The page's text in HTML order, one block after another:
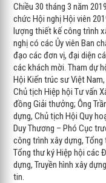
Chiều 30 tháng 3 năm
chức Hội nghị Hội viên
lượng thiết kế công trình
nghị có các Ủy viên Ban
đạo các đơn vị, đại diện
các khách mời. Tham dự
Hội Kiến trúc sư Việt
Chủ tịch Hiệp hội Tư vấn
đồng Giải thưởng; Ông
dựng, Chủ tịch Hội Quy
Duy Thương – Phó Cục
công trình xây dựng,
Tổng thư ký Hiệp hội các
dựng, Truyền hình xây
tin.